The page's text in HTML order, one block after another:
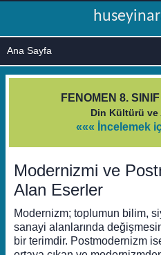
FENOMEN 8.
Din Kültürü
««« İncelemek
Modernizmi ve
Alan Eserler
Modernizm; toplumun bilim,
sanayi alanlarında
bir terimdir. Postmodernizm